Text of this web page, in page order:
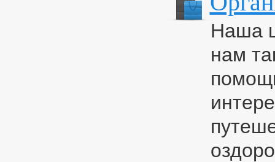
Наша
нам